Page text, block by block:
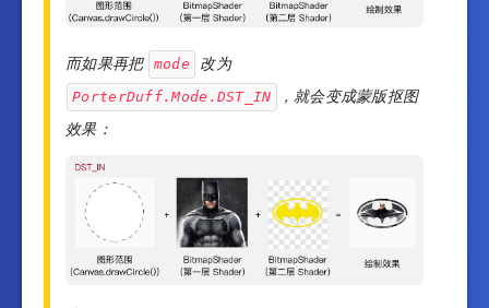
而如果再把 mode 改为
PorterDuff.Mode.DST_IN
，就会变成蒙版抠图
效果：